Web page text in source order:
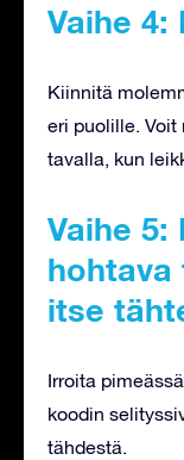
Vaihe
Kiinnitä
eri puolille.
tavalla, kun
Vaihe 5:
itse
Irroita
koodin
tähdestä.